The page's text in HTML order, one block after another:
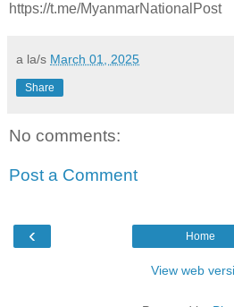
https://t.me/MyanmarNationalPost
a la/s March 01, 2025
Share
No comments:
Post a Comment
‹ Home
View web